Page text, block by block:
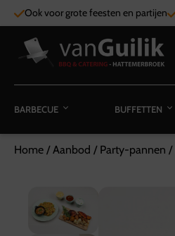
Ook voor grote feesten en partijen
BARBECUE BUFFETTEN
Home /Aanbod / Party-pannen /